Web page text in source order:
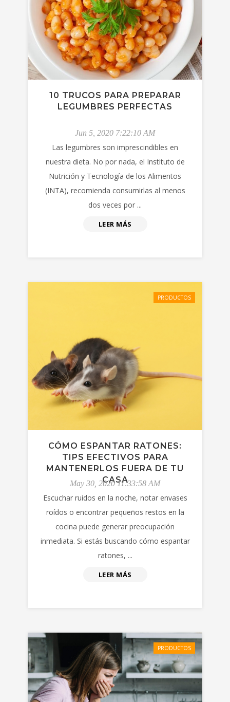
10 TRUCOS PARA PREPARAR
LEGUMBRES PERFECTAS
Jun 5, 2020 7:22:10 AM
Las legumbres son imprescindibles en
nuestra dieta. No por nada, el Instituto de
Nutrición y Tecnología de los Alimentos
(INTA), recomienda consumirlas al menos
dos veces por ...
LEER MÁS
PRODUCTOS
CÓMO ESPANTAR RATONES:
TIPS EFECTIVOS PARA
MANTENERLOS FUERA DE TU
CASA
May 30, 2020 11:33:58 AM
Escuchar ruidos en la noche, notar envases
roídos o encontrar pequeños restos en la
cocina puede generar preocupación
inmediata. Si estás buscando cómo espantar
ratones, ...
LEER MÁS
PRODUCTOS